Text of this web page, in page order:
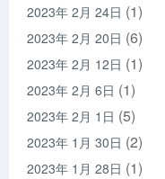
2023年 2月 24日 (1)
2023年 2月 20日 (6)
2023年 2月 12日 (1)
2023年 2月 6日 (1)
2023年 2月 1日 (5)
2023年 1月 30日 (2)
2023年 1月 28日 (1)